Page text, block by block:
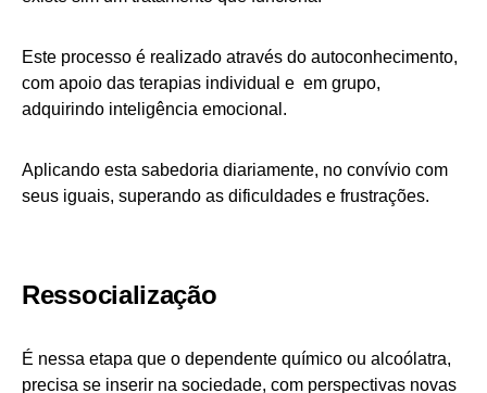
Este processo é realizado através do autoconhecimento,
com apoio das terapias individual e em grupo,
adquirindo inteligência emocional.
Aplicando esta sabedoria diariamente, no convívio com
seus iguais, superando as dificuldades e frustrações.
Ressocialização
É nessa etapa que o dependente químico ou alcoólatra,
precisa se inserir na sociedade, com perspectivas novas